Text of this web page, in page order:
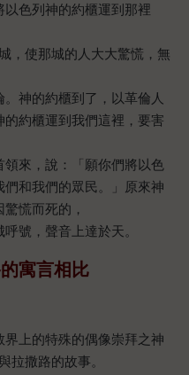
色列神的約櫃運到那裡
，使那城的人大大驚慌，無
神的約櫃到了，以革倫人
約櫃運到我們這裡，要害
來，說：「願你們將以色
和我們的眾民。」原來神
慌而死的，
號，聲音上達於天。
寓言相比
上的特殊的偶像崇拜之神
拉撒路的故事。